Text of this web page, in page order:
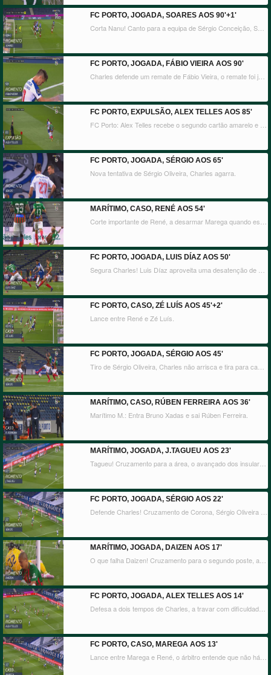
FC PORTO, JOGADA, SOARES AOS 90'+1'
FC PORTO, JOGADA, FÁBIO VIEIRA AOS 90'
FC PORTO, EXPULSÃO, ALEX TELLES AOS 85'
FC PORTO, JOGADA, SÉRGIO AOS 65'
Nova tentativa de Sérgio Oliveira, Charles agarra.
MARÍTIMO, CASO, RENÉ AOS 54'
FC PORTO, JOGADA, LUIS DÍAZ AOS 50'
FC PORTO, CASO, ZÉ LUÍS AOS 45'+2'
Lance entre René e Zé Luís.
FC PORTO, JOGADA, SÉRGIO AOS 45'
MARÍTIMO, CASO, RÚBEN FERREIRA AOS 36'
Marítimo M.: Entra Bruno Xadas e sai Rúben Ferreira.
MARÍTIMO, JOGADA, J.TAGUEU AOS 23'
FC PORTO, JOGADA, SÉRGIO AOS 22'
MARÍTIMO, JOGADA, DAIZEN AOS 17'
FC PORTO, JOGADA, ALEX TELLES AOS 14'
FC PORTO, CASO, MAREGA AOS 13'